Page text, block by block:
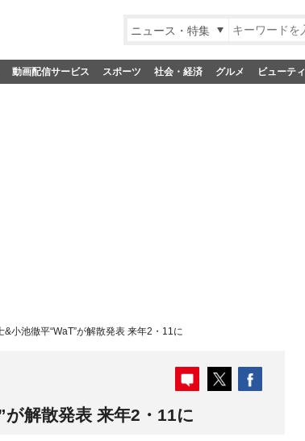
ニュース・特集
動画配信サービス スポーツ 社会・経済 グルメ ビューティ
&小池徹平“WaT”が解散発表 来年2・11に
解散発表 来年2・11に